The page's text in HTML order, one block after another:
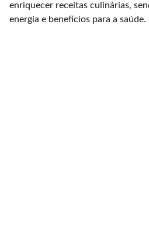
enriquecer receitas culinárias,
energia e benefícios para a saúde.